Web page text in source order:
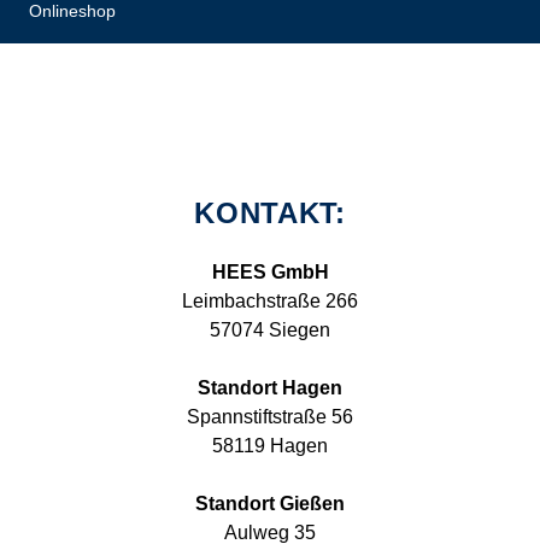
Onlineshop
KONTAKT:
HEES GmbH
Leimbachstraße 266
57074 Siegen
Standort Hagen
Spannstiftstraße 56
58119 Hagen
Standort Gießen
Aulweg 35